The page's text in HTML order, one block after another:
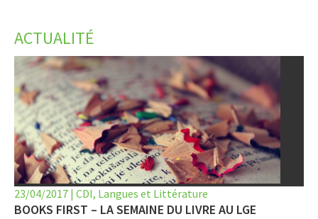
CONTACT
INSCRIPTIONS 2026
LE LYCÉE
LET’S GO SCIENCE
ACTUALITÉ
AGENDA
ACTUALITÉ
23/04/2017 | CDI, Langues et Littérature
BOOKS FIRST – LA SEMAINE DU LIVRE AU LGE